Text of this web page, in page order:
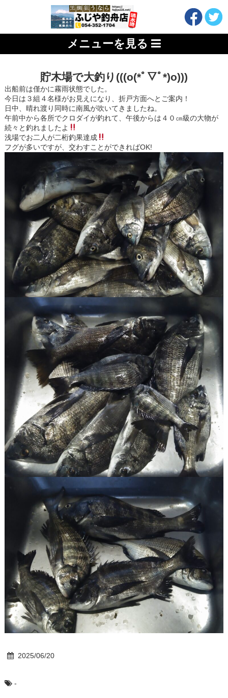
メニューを見る
貯木場で大釣り(((o(*ﾟ▽ﾟ*)o)))
出船前は僅かに霧雨状態でした。
今日は３組４名様がお見えになり、折戸方面へとご案内！
日中、晴れ渡り同時に南風が吹いてきましたね。
午前中から各所でクロダイが釣れて、午後からは４０㎝級の大物が
続々と釣れましたよ
浅場でお二人が二桁釣果達成
フグが多いですが、交わすことができればOK!
2025/06/20
-